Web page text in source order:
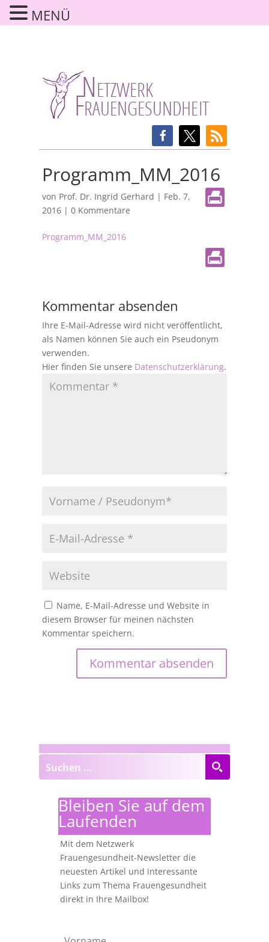
Programm_MM_2016
von Prof. Dr. Ingrid Gerhard | Feb. 7,
2016| 0 Kommentare
Programm_MM_2016
Kommentar absenden
Ihre E-Mail-Adresse wird nicht veröffentlicht,
als Namen können Sie auch ein Pseudonym
verwenden.
Hier finden Sie unsere Datenschutzerklärung.
Name, E-Mail-Adresse und Website in
diesem Browser für meinen nächsten
Kommentar speichern.
Bleiben Sie auf dem
Laufenden
Mit dem Netzwerk
Frauengesundheit-Newsletter die
neuesten Artikel und interessante
Links zum Thema Frauengesundheit
direkt in Ihre Mailbox!
MENÜ